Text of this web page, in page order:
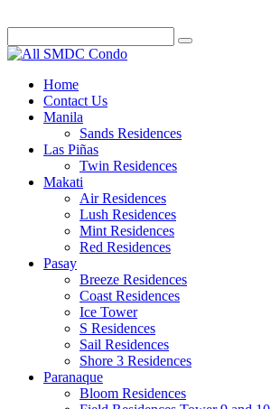
Home
Contact Us
Manila
Sands Residences
Las Piñas
Twin Residences
Makati
Air Residences
Lush Residences
Mint Residences
Red Residences
Pasay
Breeze Residences
Coast Residences
Ice Tower
S Residences
Sail Residences
Shore 3 Residences
Paranaque
Bloom Residences